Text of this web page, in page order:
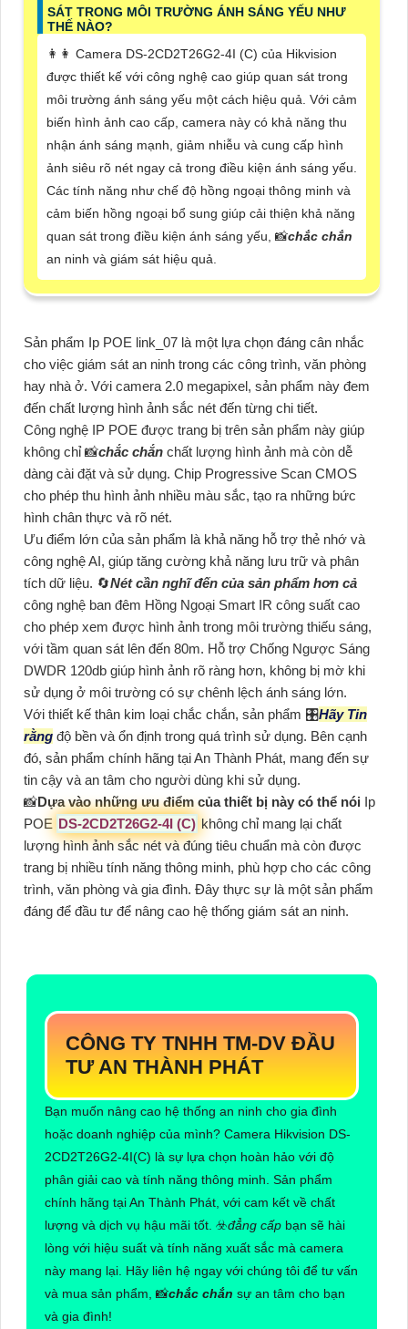
SÁT TRONG MÔI TRƯỜNG ÁNH SÁNG YẾU NHƯ
THẾ NÀO?
️👩‍👩 Camera DS-2CD2T26G2-4I (C) của Hikvision
được thiết kế với công nghệ cao giúp quan sát trong
môi trường ánh sáng yếu một cách hiệu quả. Với cảm
biến hình ảnh cao cấp, camera này có khả năng thu
nhận ánh sáng mạnh, giảm nhiễu và cung cấp hình
ảnh siêu rõ nét ngay cả trong điều kiện ánh sáng yếu.
Các tính năng như chế độ hồng ngoại thông minh và
cảm biến hồng ngoại bổ sung giúp cải thiện khả năng
quan sát trong điều kiện ánh sáng yếu, 📸chắc chắn
an ninh và giám sát hiệu quả.
Sản phẩm Ip POE link_07 là một lựa chọn đáng cân nhắc
cho việc giám sát an ninh trong các công trình, văn phòng
hay nhà ở. Với camera 2.0 megapixel, sản phẩm này đem
đến chất lượng hình ảnh sắc nét đến từng chi tiết.
Công nghệ IP POE được trang bị trên sản phẩm này giúp
không chỉ 📸chắc chắn chất lượng hình ảnh mà còn dễ
dàng cài đặt và sử dụng. Chip Progressive Scan CMOS
cho phép thu hình ảnh nhiều màu sắc, tạo ra những bức
hình chân thực và rõ nét.
Ưu điểm lớn của sản phẩm là khả năng hỗ trợ thẻ nhớ và
công nghệ AI, giúp tăng cường khả năng lưu trữ và phân
tích dữ liệu. 🔄Nét cần nghĩ đến của sản phẩm hơn cả
công nghệ ban đêm Hồng Ngoại Smart IR công suất cao
cho phép xem được hình ảnh trong môi trường thiếu sáng,
với tầm quan sát lên đến 80m. Hỗ trợ Chống Ngược Sáng
DWDR 120db giúp hình ảnh rõ ràng hơn, không bị mờ khi
sử dụng ở môi trường có sự chênh lệch ánh sáng lớn.
Với thiết kế thân kim loại chắc chắn, sản phẩm 🎛Hãy Tin
rằng độ bền và ổn định trong quá trình sử dụng. Bên cạnh
đó, sản phẩm chính hãng tại An Thành Phát, mang đến sự
tin cậy và an tâm cho người dùng khi sử dụng.
📸Dựa vào những ưu điểm của thiết bị này có thể nói Ip
POE DS-2CD2T26G2-4I (C) không chỉ mang lại chất
lượng hình ảnh sắc nét và đúng tiêu chuẩn mà còn được
trang bị nhiều tính năng thông minh, phù hợp cho các công
trình, văn phòng và gia đình. Đây thực sự là một sản phẩm
đáng để đầu tư để nâng cao hệ thống giám sát an ninh.
CÔNG TY TNHH TM-DV ĐẦU
TƯ AN THÀNH PHÁT
Bạn muốn nâng cao hệ thống an ninh cho gia đình
hoặc doanh nghiệp của mình? Camera Hikvision DS-
2CD2T26G2-4I(C) là sự lựa chọn hoàn hảo với độ
phân giải cao và tính năng thông minh. Sản phẩm
chính hãng tại An Thành Phát, với cam kết về chất
lượng và dịch vụ hậu mãi tốt. ☣️đẳng cấp bạn sẽ hài
lòng với hiệu suất và tính năng xuất sắc mà camera
này mang lại. Hãy liên hệ ngay với chúng tôi để tư vấn
và mua sản phẩm, 📸chắc chắn sự an tâm cho bạn
và gia đình!